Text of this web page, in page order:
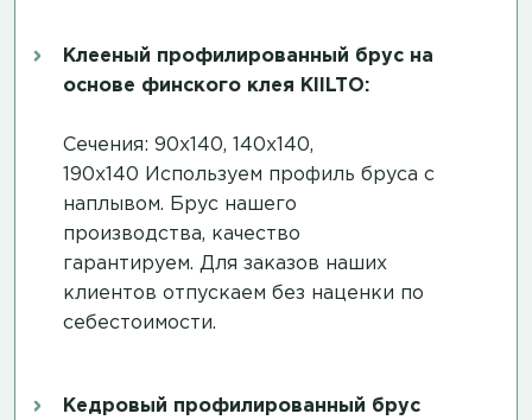
Клееный профилированный брус на
основе финского клея KIILTO:
Сечения: 90х140, 140х140,
190х140 Используем профиль бруса с
наплывом. Брус нашего
производства, качество
гарантируем. Для заказов наших
клиентов отпускаем без наценки по
себестоимости.
Кедровый профилированный брус